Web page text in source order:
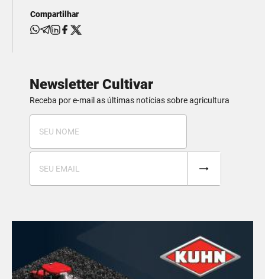
Compartilhar
Newsletter Cultivar
Receba por e-mail as últimas notícias sobre agricultura